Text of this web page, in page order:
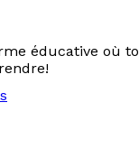
éducative où